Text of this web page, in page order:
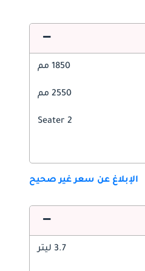
1850 مم
2550 مم
2 Seater
الإبلاغ عن سعر غير صحيح
3.7 ليتر